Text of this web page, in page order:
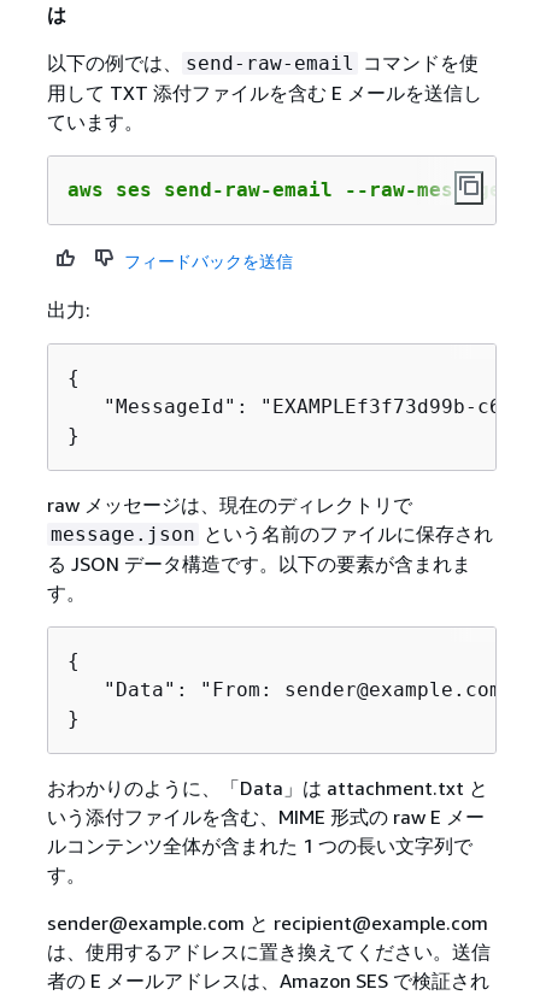
は
以下の例では、
send-raw-email コマンドを使
用して TXT 添付ファイルを含む E メールを送信し
ています。
aws ses send-raw-email --raw-message
フィードバックを送信
出力:
{
"MessageId": "EXAMPLEf3f73d99b-
}
raw メッセージは、現在のディレクトリで
message.json という名前のファイルに保存され
る JSON データ構造です。以下の要素が含まれま
す。
{
"Data": "From:
}
おわかりのように、「Data」は attachment.txt と
いう添付ファイルを含む、MIME 形式の raw E メー
ルコンテンツ全体が含まれた 1 つの長い文字列で
す。
sender@example.com と recipient@example.com
は、使用するアドレスに置き換えてください。送信
者の E メールアドレスは、Amazon SES で検証され